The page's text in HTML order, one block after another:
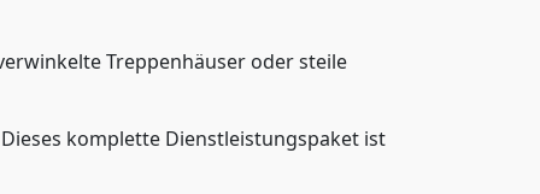
Treppenhäuser oder steile
komplette Dienstleistungspaket ist